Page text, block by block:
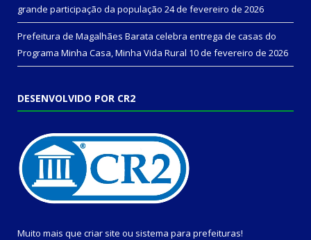
grande participação da população 24 de fevereiro de 2026
Prefeitura de Magalhães Barata celebra entrega de casas do
Programa Minha Casa, Minha Vida Rural 10 de fevereiro de 2026
DESENVOLVIDO POR CR2
Muito mais que criar site ou sistema para prefeituras!